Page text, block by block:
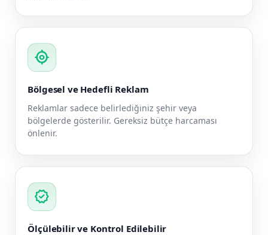
my_location
Bölgesel ve Hedefli Reklam
Reklamlar sadece belirlediğiniz şehir veya
bölgelerde gösterilir. Gereksiz bütçe harcaması
önlenir.
verified
Ölçülebilir ve Kontrol Edilebilir